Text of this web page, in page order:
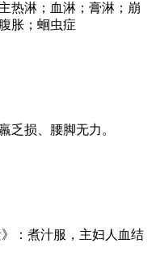
热淋；血淋；膏淋；崩
胀；蛔虫症
乏损、腰脚无力。
：煮汁服，主妇人血结